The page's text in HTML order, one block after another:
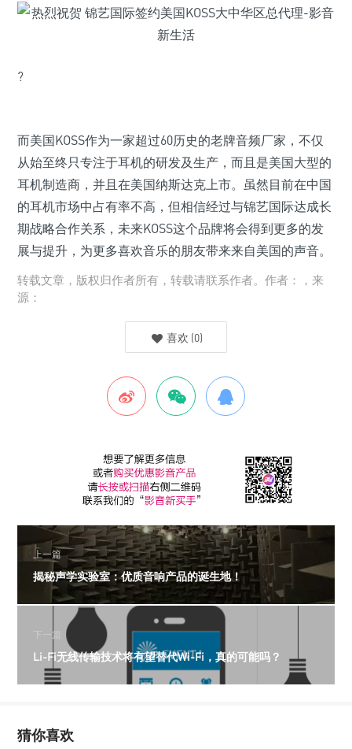
?
而美国KOSS作为一家超过60历史的老牌音频厂家，不仅
从始至终只专注于耳机的研发及生产，而且是美国大型的
耳机制造商，并且在美国纳斯达克上市。虽然目前在中国
的耳机市场中占有率不高，但相信经过与锦艺国际达成长
期战略合作关系，未来KOSS这个品牌将会得到更多的发
展与提升，为更多喜欢音乐的朋友带来来自美国的声音。
转载文章，版权归作者所有，转载请联系作者。作者：，来
源：
喜欢 (0)
上一篇
揭秘声学实验室：优质音响产品的诞生地！
下一篇
Li-Fi无线传输技术将有望替代Wi-Fi，真的可能吗？
猜你喜欢